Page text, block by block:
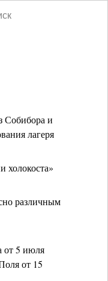
Собибора и
лагеря
холокоста»
различным
от 5 июля
от 15